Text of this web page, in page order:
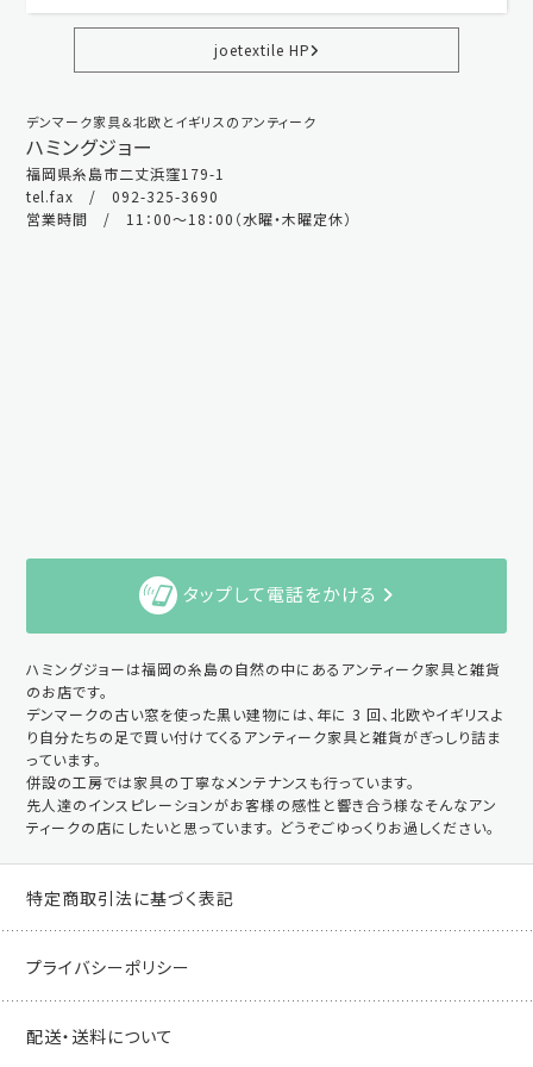
joetextile HP
デンマーク家具＆北欧とイギリスのアンティーク
ハミングジョー
福岡県糸島市二丈浜窪179-1
tel.fax / 092-325-3690
営業時間 / 11：00～18：00（水曜・木曜定休）
タップして電話をかける
ハミングジョーは福岡の糸島の自然の中にあるアンティーク家具と雑貨
のお店です。
デンマークの古い窓を使った黒い建物には、年に 3 回、北欧やイギリスよ
り自分たちの足で買い付けてくるアンティーク家具と雑貨がぎっしり詰ま
っています。
併設の工房では家具の丁寧なメンテナンスも行っています。
先人達のインスピレーションがお客様の感性と響き合う様なそんなアン
ティークの店にしたいと思っています。 どうぞごゆっくりお過しください。
特定商取引法に基づく表記
プライバシーポリシー
配送・送料について